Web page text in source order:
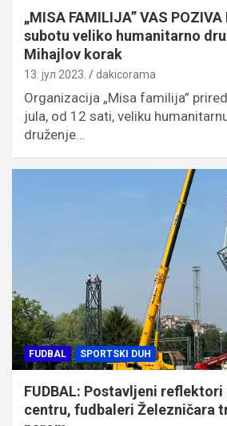
„MISA FAMILIJA” VAS POZIVA
subotu veliko humanitarno
Mihajlov korak
13. јул 2023. dakicorama
Organizacija „Misa familija”
jula, od 12 sati, veliku
druženje…
FUDBAL SPORTSKI DUH
FUDBAL: Postavljeni
centru, fudbaleri Železničara